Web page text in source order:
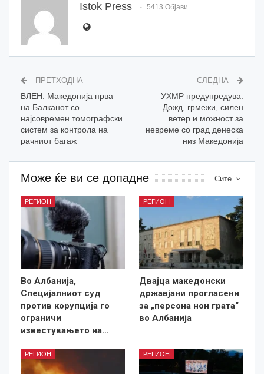
Istok Press 5413 Објави
ПРЕТХОДНА
ВЛЕН: Македонија прва
на Балканот со
најсовремен томографски
систем за контрола на
рачниот багаж
СЛЕДНА
УХМР предупредува:
Дожд, грмежи, силен
ветер и можност за
невреме со град денеска
низ Македонија
Сите
Може ќе ви се допадне
РЕГИОН
Во Албанија,
Специјалниот суд
против корупција го
ограничи
известувањето на…
РЕГИОН
Двајца македонски
државјани прогласени
за „персона нон грата“
во Албанија
РЕГИОН РЕГИОН